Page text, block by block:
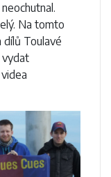
Na tomto
dílů Toulavé
vydat